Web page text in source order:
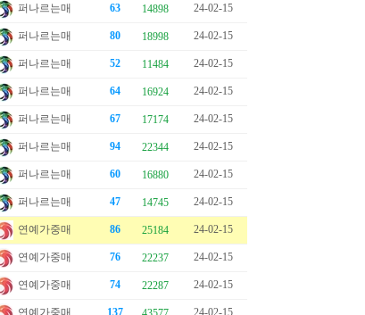
퍼나르는매 63 14898 24-02-15
퍼나르는매 80 18998 24-02-15
퍼나르는매 52 11484 24-02-15
퍼나르는매 64 16924 24-02-15
퍼나르는매 67 17174 24-02-15
퍼나르는매 94 22344 24-02-15
퍼나르는매 60 16880 24-02-15
퍼나르는매 47 14745 24-02-15
연예가중매 86 25184 24-02-15
연예가중매 76 22237 24-02-15
연예가중매 74 22287 24-02-15
연예가중매 137 24-02-15